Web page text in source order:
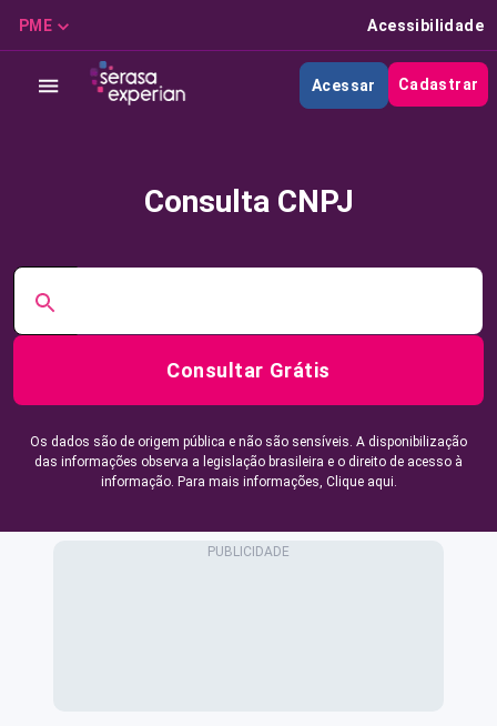
PME Acessibilidade
Acessar Cadastrar
Consulta CNPJ
Consultar Grátis
Os dados são de origem pública e não são sensíveis. A disponibilização
das informações observa a legislação brasileira e o direito de acesso à
informação. Para mais informações, Clique aqui.